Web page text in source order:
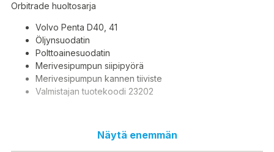
Orbitrade huoltosarja
Volvo Penta D40, 41
Öljynsuodatin
Polttoainesuodatin
Merivesipumpun siipipyörä
Merivesipumpun kannen tiiviste
Valmistajan tuotekoodi 23202
Näytä enemmän